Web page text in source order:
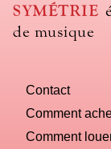
SYMÉTRIE
de musique
Contact
Comment
Comment